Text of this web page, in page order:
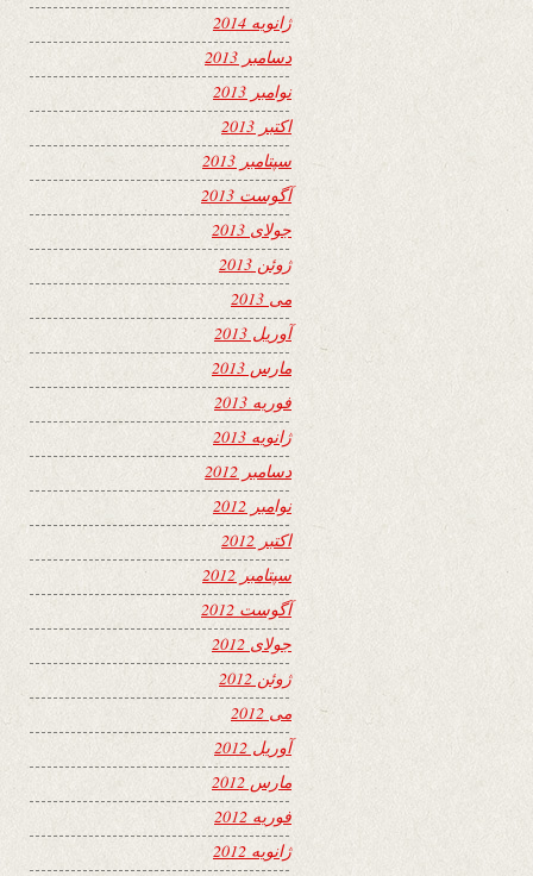
ژانویه 2014
دسامبر 2013
نوامبر 2013
اکتبر 2013
سپتامبر 2013
آگوست 2013
جولای 2013
ژوئن 2013
می 2013
آوریل 2013
مارس 2013
فوریه 2013
ژانویه 2013
دسامبر 2012
نوامبر 2012
اکتبر 2012
سپتامبر 2012
آگوست 2012
جولای 2012
ژوئن 2012
می 2012
آوریل 2012
مارس 2012
فوریه 2012
ژانویه 2012